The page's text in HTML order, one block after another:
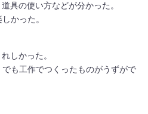
具の使い方などが分かった。
かった。
しかった。
も工作でつくったものがうずがで